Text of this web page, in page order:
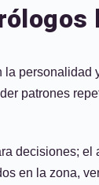
personalidad
patrones
decisiones; el
en la zona,